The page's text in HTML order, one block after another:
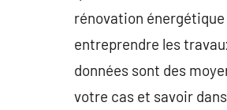
rénovation
entreprendre les
données sont des
votre cas et savoir dans